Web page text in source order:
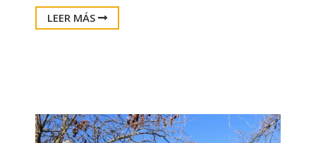
LEER MÁS